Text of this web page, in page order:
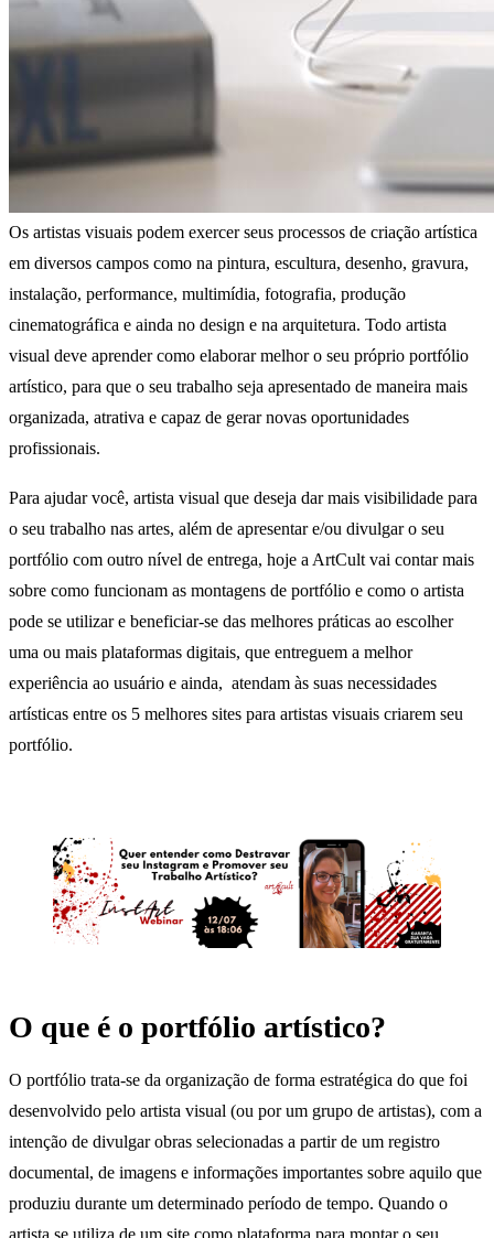
Os artistas visuais podem exercer seus processos de criação artística
em diversos campos como na pintura, escultura, desenho, gravura,
instalação, performance, multimídia, fotografia, produção
cinematográfica e ainda no design e na arquitetura. Todo artista
visual deve aprender como elaborar melhor o seu próprio portfólio
artístico, para que o seu trabalho seja apresentado de maneira mais
organizada, atrativa e capaz de gerar novas oportunidades
profissionais.
Para ajudar você, artista visual que deseja dar mais visibilidade para
o seu trabalho nas artes, além de apresentar e/ou divulgar o seu
portfólio com outro nível de entrega, hoje a ArtCult vai contar mais
sobre como funcionam as montagens de portfólio e como o artista
pode se utilizar e beneficiar-se das melhores práticas ao escolher
uma ou mais plataformas digitais, que entreguem a melhor
experiência ao usuário e ainda, atendam às suas necessidades
artísticas entre os 5 melhores sites para artistas visuais criarem seu
portfólio.
O que é o portfólio artístico?
O portfólio trata-se da organização de forma estratégica do que foi
desenvolvido pelo artista visual (ou por um grupo de artistas), com a
intenção de divulgar obras selecionadas a partir de um registro
documental, de imagens e informações importantes sobre aquilo que
produziu durante um determinado período de tempo. Quando o
artista se utiliza de um site como plataforma para montar o seu